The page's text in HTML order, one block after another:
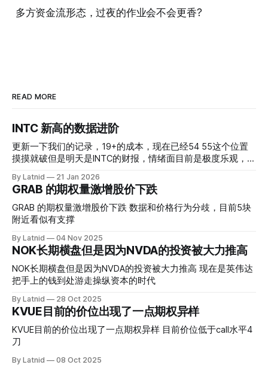
多方资金流形态，过夜的作业会不会更香?
READ MORE
INTC 新高的数据进阶
更新一下我们的记录，19+的成本，现在已经54 55这个位置
摸摸就破但是明天是INTC的财报，情绪面目前是极度乐观，反
是突破前的支撑CC感觉可以做，放远些, 因为18A的经验还未
真正得到普遍大众的关注，当然财报可以继续出新消息顶一下
压力位置。 数据在70驻扎 整体呈现 47 – 60 短期位置
By Latnid 21 Jan 2026
GRAB 的期权量激增股价下跌
GRAB 的期权量激增股价下跌 数据和价格行为分歧，目前5块
附近看似有支撑
By Latnid 04 Nov 2025
NOK长期横盘但是因为NVDA的投资被大力推高
NOK长期横盘但是因为NVDA的投资被大力推高 现在是英伟达
把手上的钱到处游走操纵资本的时代
By Latnid 28 Oct 2025
KVUE目前的价位出现了一点期权异样
KVUE目前的价位出现了一点期权异样 目前价位低于call水平4
刀
By Latnid 08 Oct 2025